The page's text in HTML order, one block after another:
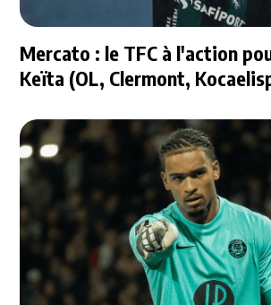
Mercato : le TFC à l'action
Keïta (OL, Clermont,